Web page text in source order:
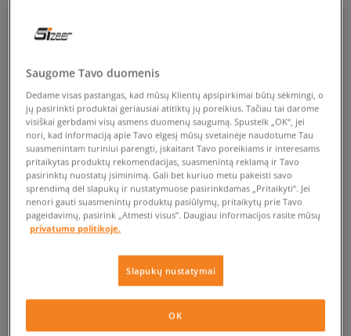
Saugome Tavo duomenis
Dedame visas pastangas, kad mūsų Klientų apsipirkimai būtų sėkmingi, o
jų pasirinkti produktai geriausiai atitiktų jų poreikius. Tačiau tai darome
visiškai gerbdami visų asmens duomenų saugumą. Spustelk „OK“, jei
nori, kad informaciją apie Tavo elgesį mūsų svetainėje naudotume Tau
suasmenintam turiniui parengti, įskaitant Tavo poreikiams ir interesams
pritaikytas produktų rekomendacijas, suasmenintą reklamą ir Tavo
pasirinktų nuostatų įsiminimą. Gali bet kuriuo metu pakeisti savo
sprendimą dėl slapukų ir nustatymuose pasirinkdamas „Pritaikyti“. Jei
nenori gauti suasmenintų produktų pasiūlymų, pritaikytų prie Tavo
pageidavimų, pasirink „Atmesti visus”. Daugiau informacijos rasite mūsų
privatumo politikoje.
Slapukų nustatymai
OK